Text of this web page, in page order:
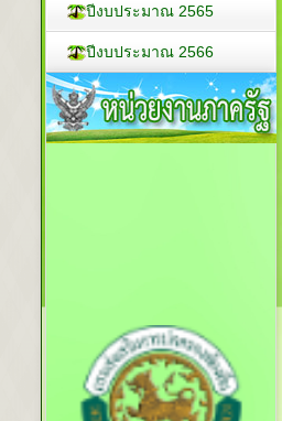
ปีงบประมาณ 2565
ปีงบประมาณ 2566